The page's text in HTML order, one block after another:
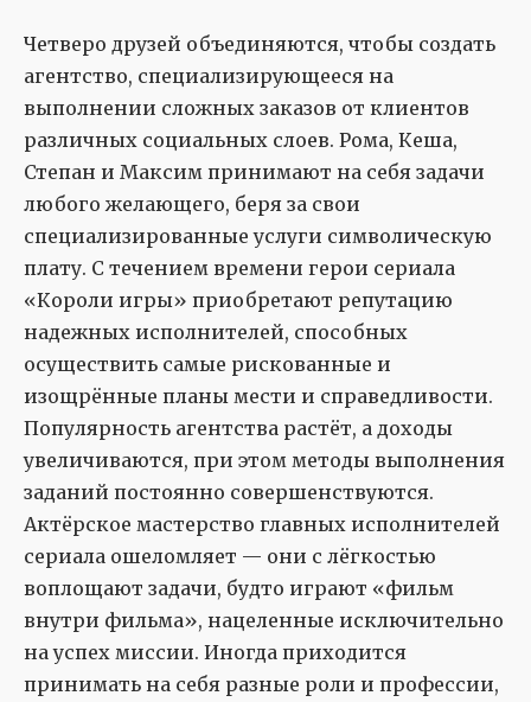
Четверо друзей объединяются, чтобы создать
агентство, специализирующееся на
выполнении сложных заказов от клиентов
различных социальных слоев. Рома, Кеша,
Степан и Максим принимают на себя задачи
любого желающего, беря за свои
специализированные услуги символическую
плату. С течением времени герои сериала
«Короли игры» приобретают репутацию
надежных исполнителей, способных
осуществить самые рискованные и
изощрённые планы мести и справедливости.
Популярность агентства растёт, а доходы
увеличиваются, при этом методы выполнения
заданий постоянно совершенствуются.
Актёрское мастерство главных исполнителей
сериала ошеломляет — они с лёгкостью
воплощают задачи, будто играют «фильм
внутри фильма», нацеленные исключительно
на успех миссии. Иногда приходится
принимать на себя разные роли и профессии,